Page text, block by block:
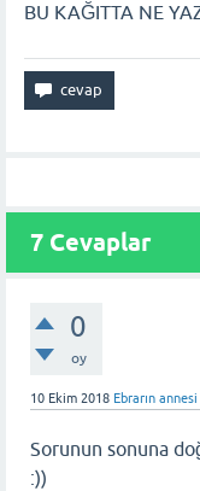
BU KAĞITTA NE
7 Cevaplar
0
oy
10 Ekim 2018 Ebrarın annesi
Sorunun sonuna
:))